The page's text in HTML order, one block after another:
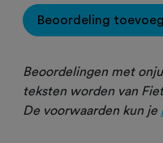
Beoordeling
Beoordelingen met
teksten worden van
De voorwaarden kun je